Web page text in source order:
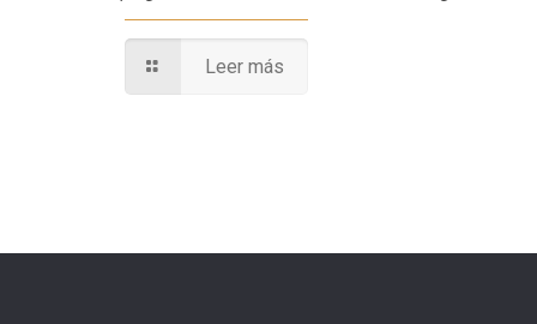
Leer más